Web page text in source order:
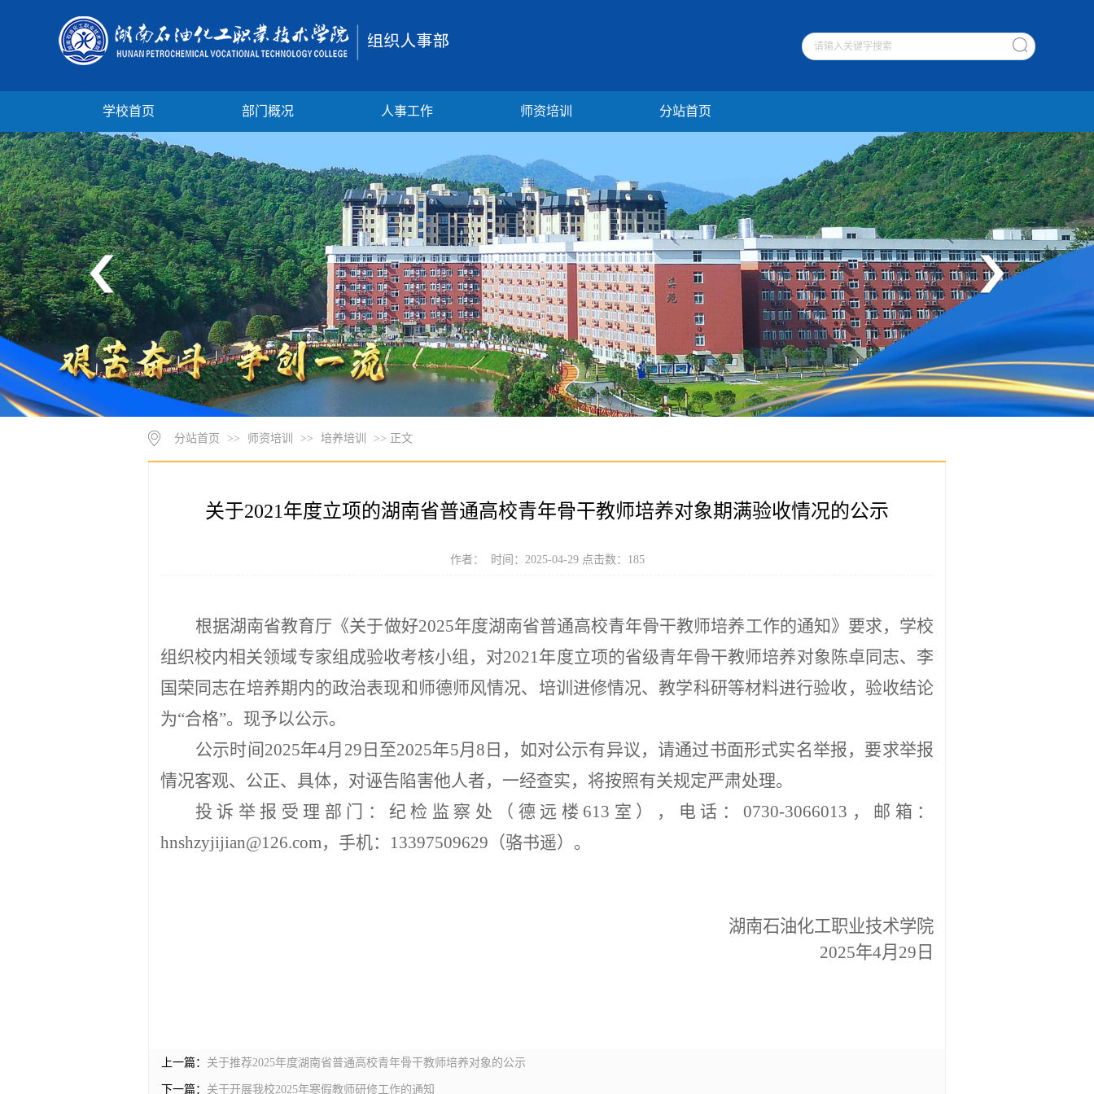
学校首页 部门概况 人事工作 师资培训 分站首页
分站首页 >> 师资培训 >> 培养培训 >> 正文
关于2021年度立项的湖南省普通高校青年骨干教师培养对象期满验收情况的公示
作者： 时间：2025-04-29 点击数： 185
根据湖南省教育厅《关于做好2025年度湖南省普通高校青年骨干教师培养工作的通知》要求， 学校
组织校内相关领域专家组成验收考核小组 ， 对2021年度立项的省级青年骨干教师培养对象 陈卓 同志、 李
国荣同志在培养期 内的政治表现和师德师风情况、培训进修情况、教学科研等材料进行验收，验收结论
为“合格”。 现予以公示。
公示时间 2025年4月 29 日至2025年5月 8 日 ， 如对公示有异议，请通过书面形式实名举报，要求举报
情况客观、公正、具体，对诬告陷害他人者，一经查实，将按照有关规定严肃处理。
投诉举报受理部门：纪检监察处（德远楼 613室），电话：0730-3066013，邮箱：
hnshzyjijian@126.com，手机：13397509629（骆书遥）。
湖南石油化工职业技术学院
2025年4月 29 日
上一篇： 关于推荐2025年度湖南省普通高校青年骨干教师培养对象的公示
下一篇： 关于开展我校2025年寒假教师研修工作的通知